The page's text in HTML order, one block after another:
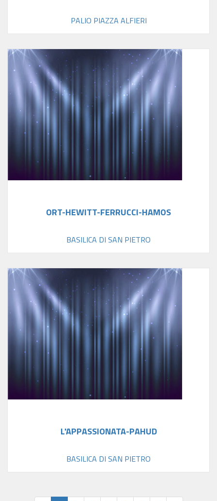
PALIO PIAZZA ALFIERI
ORT-HEWITT-FERRUCCI-HAMOS
BASILICA DI SAN PIETRO
L'APPASSIONATA-PAHUD
BASILICA DI SAN PIETRO